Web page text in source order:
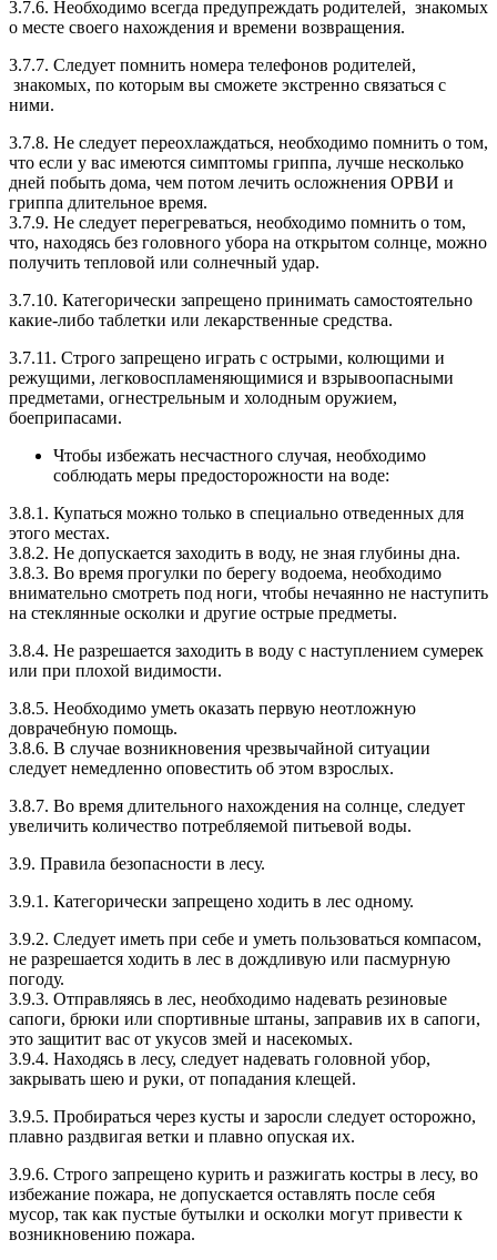
3.7.6. Необходимо всегда предупреждать родителей, знакомых
о месте своего нахождения и времени возвращения.
3.7.7. Следует помнить номера телефонов родителей,
знакомых, по которым вы сможете экстренно связаться с
ними.
3.7.8. Не следует переохлаждаться, необходимо помнить о том,
что если у вас имеются симптомы гриппа, лучше несколько
дней побыть дома, чем потом лечить осложнения ОРВИ и
гриппа длительное время.
3.7.9. Не следует перегреваться, необходимо помнить о том,
что, находясь без головного убора на открытом солнце, можно
получить тепловой или солнечный удар.
3.7.10. Категорически запрещено принимать самостоятельно
какие-либо таблетки или лекарственные средства.
3.7.11. Строго запрещено играть с острыми, колющими и
режущими, легковоспламеняющимися и взрывоопасными
предметами, огнестрельным и холодным оружием,
боеприпасами.
Чтобы избежать несчастного случая, необходимо
соблюдать меры предосторожности на воде:
3.8.1. Купаться можно только в специально отведенных для
этого местах.
3.8.2. Не допускается заходить в воду, не зная глубины дна.
3.8.3. Во время прогулки по берегу водоема, необходимо
внимательно смотреть под ноги, чтобы нечаянно не наступить
на стеклянные осколки и другие острые предметы.
3.8.4. Не разрешается заходить в воду с наступлением сумерек
или при плохой видимости.
3.8.5. Необходимо уметь оказать первую неотложную
доврачебную помощь.
3.8.6. В случае возникновения чрезвычайной ситуации
следует немедленно оповестить об этом взрослых.
3.8.7. Во время длительного нахождения на солнце, следует
увеличить количество потребляемой питьевой воды.
3.9. Правила безопасности в лесу.
3.9.1. Категорически запрещено ходить в лес одному.
3.9.2. Следует иметь при себе и уметь пользоваться компасом,
не разрешается ходить в лес в дождливую или пасмурную
погоду.
3.9.3. Отправляясь в лес, необходимо надевать резиновые
сапоги, брюки или спортивные штаны, заправив их в сапоги,
это защитит вас от укусов змей и насекомых.
3.9.4. Находясь в лесу, следует надевать головной убор,
закрывать шею и руки, от попадания клещей.
3.9.5. Пробираться через кусты и заросли следует осторожно,
плавно раздвигая ветки и плавно опуская их.
3.9.6. Строго запрещено курить и разжигать костры в лесу, во
избежание пожара, не допускается оставлять после себя
мусор, так как пустые бутылки и осколки могут привести к
возникновению пожара.